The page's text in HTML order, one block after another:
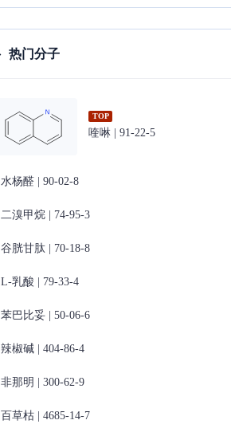
热门分子
TOP
喹啉 | 91-22-5
水杨醛 | 90-02-8
二溴甲烷 | 74-95-3
谷胱甘肽 | 70-18-8
L-乳酸 | 79-33-4
苯巴比妥 | 50-06-6
辣椒碱 | 404-86-4
非那明 | 300-62-9
百草枯 | 4685-14-7